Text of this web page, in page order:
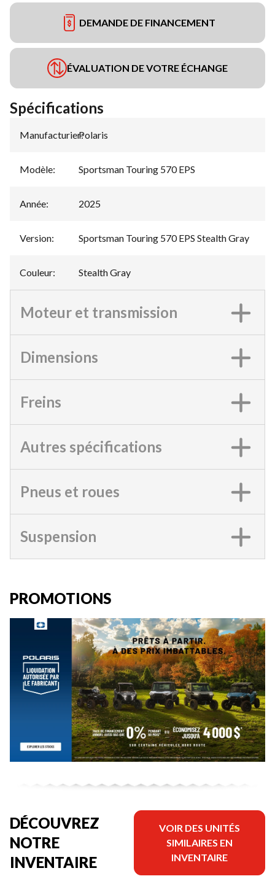
DEMANDE DE FINANCEMENT
ÉVALUATION DE VOTRE ÉCHANGE
Spécifications
Manufacturier:
Polaris
Modèle: Sportsman Touring 570 EPS
Année: 2025
Version: Sportsman Touring 570 EPS Stealth Gray
Couleur: Stealth Gray
Moteur et transmission
Dimensions
Freins
Autres spécifications
Pneus et roues
Suspension
PROMOTIONS
DÉCOUVREZ
NOTRE
INVENTAIRE
VOIR DES UNITÉS
SIMILAIRES EN
INVENTAIRE